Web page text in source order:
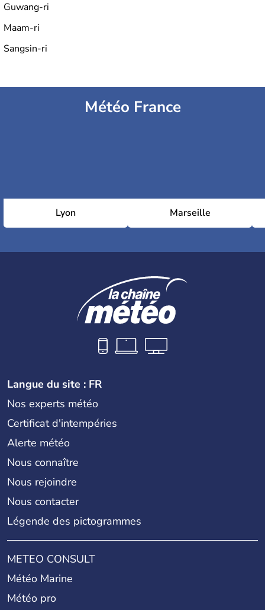
Guwang-ri
Maam-ri
Sangsin-ri
Météo France
Lyon Marseille
Langue du site : FR
Nos experts météo
Certificat d'intempéries
Alerte météo
Nous connaître
Nous rejoindre
Nous contacter
Légende des pictogrammes
METEO CONSULT
Météo Marine
Météo pro